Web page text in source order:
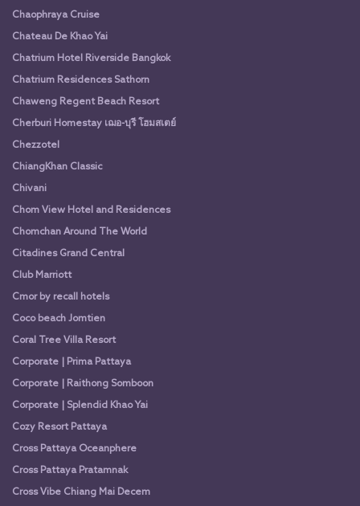
Chaophraya Cruise
Chateau De Khao Yai
Chatrium Hotel Riverside Bangkok
Chatrium Residences Sathorn
Chaweng Regent Beach Resort
Cherburi Homestay เฌอ-บุรี โฮมสเตย์
Chezzotel
ChiangKhan Classic
Chivani
Chom View Hotel and Residences
Chomchan Around The World
Citadines Grand Central
Club Marriott
Cmor by recall hotels
Coco beach Jomtien
Coral Tree Villa Resort
Corporate | Prima Pattaya
Corporate | Raithong Somboon
Corporate | Splendid Khao Yai
Cozy Resort Pattaya
Cross Pattaya Oceanphere
Cross Pattaya Pratamnak
Cross Vibe Chiang Mai Decem